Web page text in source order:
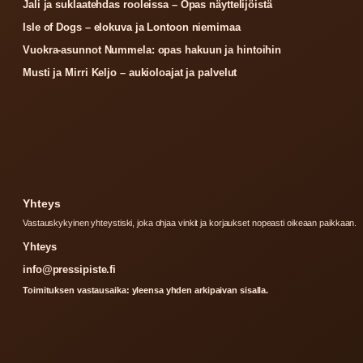
Jali ja suklaatehdas rooleissa – Opas näyttelijöistä
Isle of Dogs – elokuva ja Lontoon niemimaa
Vuokra-asunnot Nummela: opas hakuun ja hintoihin
Musti ja Mirri Keljo – aukioloajat ja palvelut
Yhteys
Vastauskykyinen yhteystiski, joka ohjaa vinkit ja korjaukset nopeasti oikeaan paikkaan.
Yhteys
info@pressipiste.fi
Toimituksen vastausaika: yleensa yhden arkipaivan sisalla.